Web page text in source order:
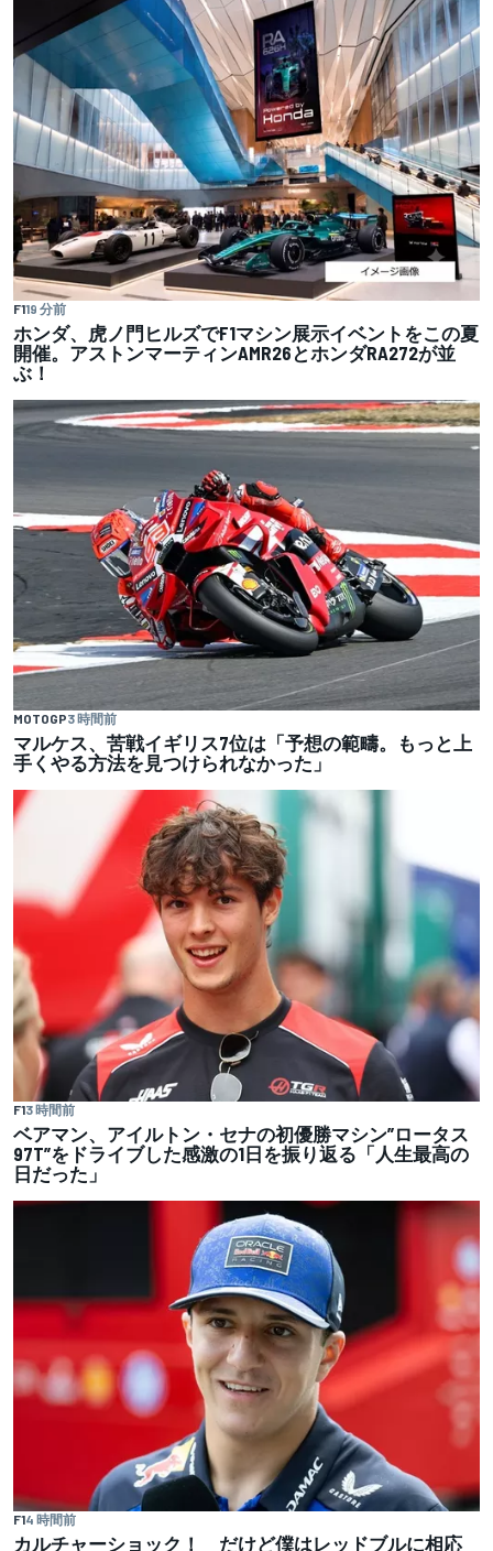
F119 分前
ホンダ、虎ノ門ヒルズでF1マシン展示イベントをこの夏
開催。アストンマーティンAMR26とホンダRA272が並
ぶ！
MOTOGP3 時間前
マルケス、苦戦イギリス7位は「予想の範疇。もっと上
手くやる方法を見つけられなかった」
F13 時間前
ベアマン、アイルトン・セナの初優勝マシン”ロータス
97T”をドライブした感激の1日を振り返る「人生最高の
日だった」
F14 時間前
カルチャーショック！ だけど僕はレッドブルに相応